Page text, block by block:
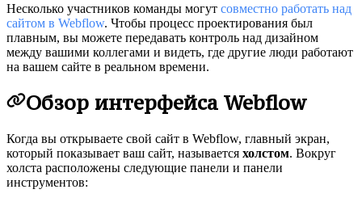
Несколько участников команды могут совместно работать над
сайтом в Webflow. Чтобы процесс проектирования был
плавным, вы можете передавать контроль над дизайном
между вашими коллегами и видеть, где другие люди работают
на вашем сайте в реальном времени.
Обзор интерфейса Webflow
Когда вы открываете свой сайт в Webflow, главный экран,
который показывает ваш сайт, называется холстом. Вокруг
холста расположены следующие панели и панели
инструментов: